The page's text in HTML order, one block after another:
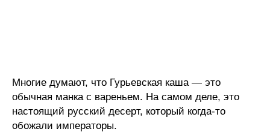
Многие думают, что Гурьевская каша — это
обычная манка с вареньем. На самом деле, это
настоящий русский десерт, который когда-то
обожали императоры.